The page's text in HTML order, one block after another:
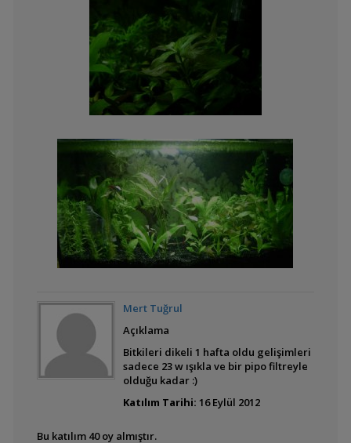
Green Bridge
Yeşillik Olsun
Karışık karşılama
Yeşil Dünyam
Mutsuz Son
Mert Tuğrul
Açıklama
Bitkileri dikeli 1 hafta oldu gelişimleri
sadece 23 w ışıkla ve bir pipo filtreyle
olduğu kadar :)
Katılım Tarihi: 16 Eylül 2012
Bu katılım 40 oy almıştır.